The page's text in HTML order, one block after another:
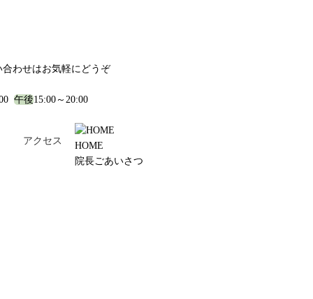
合わせはお気軽にどうぞ
午後15:00～20:00
アクセス
HOME
院長ごあいさつ